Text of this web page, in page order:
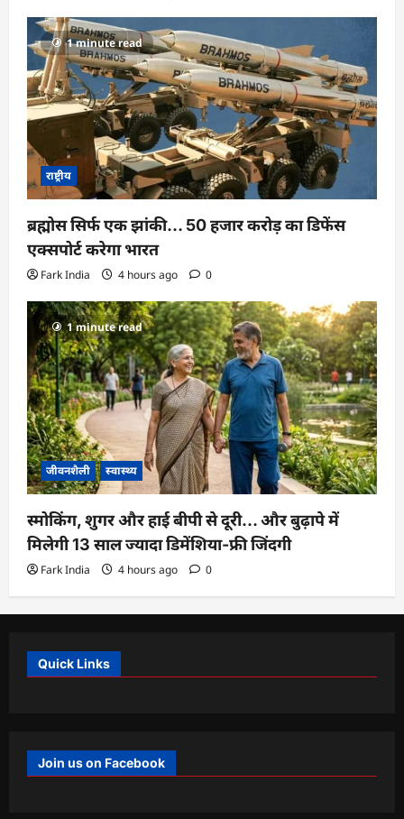
1 minute read
राष्ट्रीय
ब्रह्मोस सिर्फ एक झांकी… 50 हजार करोड़ का डिफेंस
एक्सपोर्ट करेगा भारत
Fark India 4 hours ago 0
1 minute read
जीवनशैली स्वास्थ्य
स्मोकिंग, शुगर और हाई बीपी से दूरी… और बुढ़ापे में
मिलेगी 13 साल ज्यादा डिमेंशिया-फ्री जिंदगी
Fark India 4 hours ago 0
Quick Links
Join us on Facebook